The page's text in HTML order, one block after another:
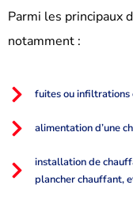
Parmi les principaux
notamment :
fuites ou infiltrations
alimentation d’une
installation de
plancher chauffant,